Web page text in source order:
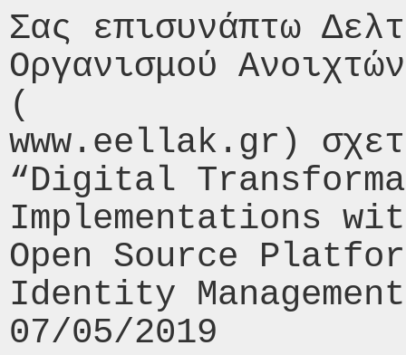
Σας επισυνάπτω
Οργανισμού
(
www.eellak.gr)
“Digital
Implementations
Open Source
Identity
07/05/2019